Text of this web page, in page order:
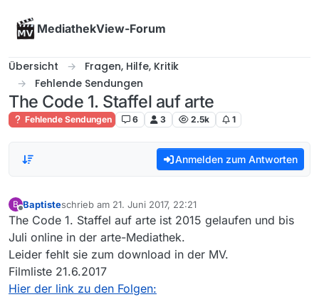
MediathekView-Forum
Übersicht
Fragen, Hilfe, Kritik
Fehlende Sendungen
The Code 1. Staffel auf arte
Fehlende Sendungen 6 3 2.5k 1
Anmelden zum Antworten
B
Offline
Baptisteschrieb am 21. Juni 2017, 22:21
zuletzt editiert von
The Code 1. Staffel auf arte ist 2015 gelaufen und bis
Juli online in der arte-Mediathek.
Leider fehlt sie zum download in der MV.
Filmliste 21.6.2017
Hier der link zu den Folgen: